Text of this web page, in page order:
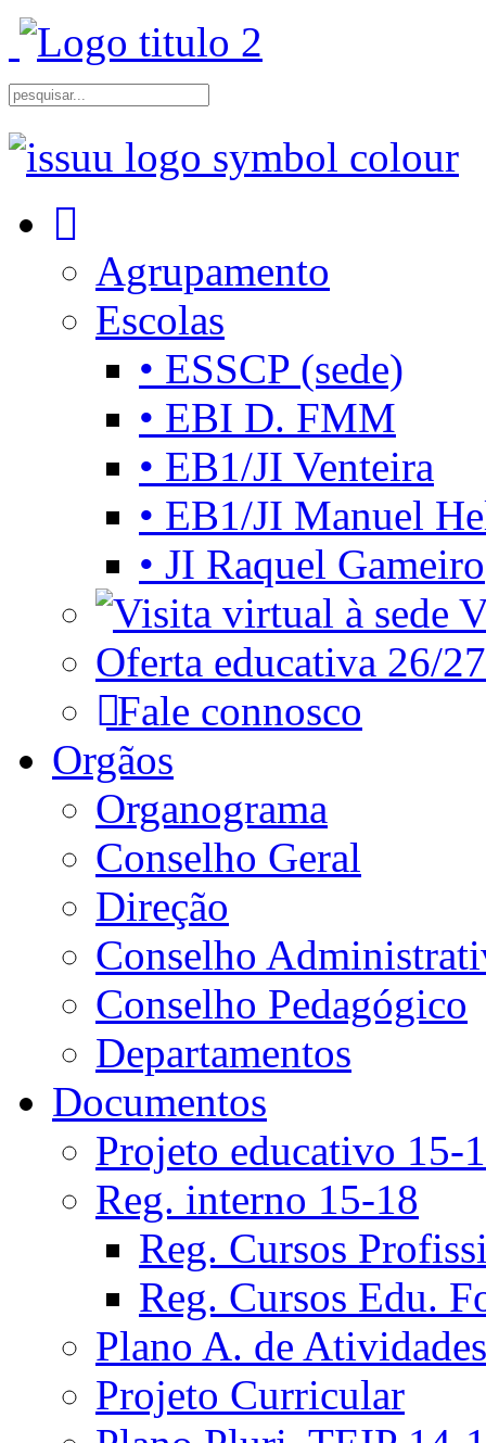
Agrupamento
Escolas
• ESSCP (sede)
• EBI D. FMM
• EB1/JI Venteira
• EB1/JI Manuel
• JI Raquel Gameiro
Oferta educativa 26/27
Fale connosco
Orgãos
Organograma
Conselho Geral
Direção
Conselho
Conselho Pedagógico
Departamentos
Documentos
Projeto educativo 15-
Reg. interno 15-18
Reg. Cursos
Reg. Cursos Edu.
Plano A. de Atividades
Projeto Curricular